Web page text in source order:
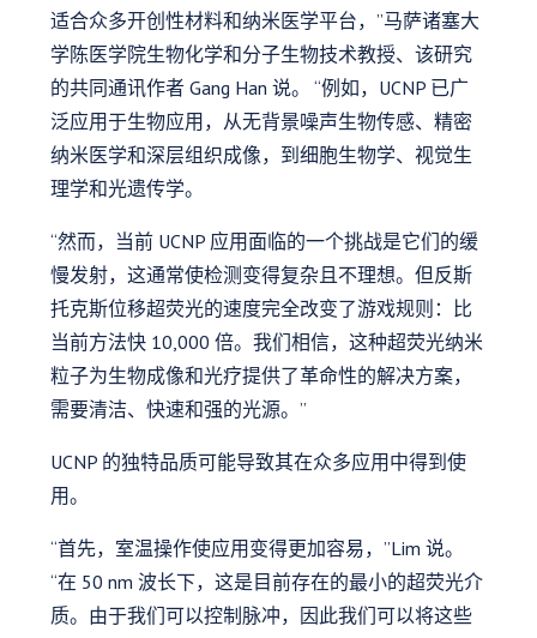
适合众多开创性材料和纳米医学平台，”马萨诸塞大
学陈医学院生物化学和分子生物技术教授、该研究
的共同通讯作者 Gang Han 说。 “例如，UCNP 已广
泛应用于生物应用，从无背景噪声生物传感、精密
纳米医学和深层组织成像，到细胞生物学、视觉生
理学和光遗传学。
“然而，当前 UCNP 应用面临的一个挑战是它们的缓
慢发射，这通常使检测变得复杂且不理想。但反斯
托克斯位移超荧光的速度完全改变了游戏规则：比
当前方法快 10,000 倍。我们相信，这种超荧光纳米
粒子为生物成像和光疗提供了革命性的解决方案，
需要清洁、快速和强的光源。”
UCNP 的独特品质可能导致其在众多应用中得到使
用。
“首先，室温操作使应用变得更加容易，”Lim 说。
“在 50 nm 波长下，这是目前存在的最小的超荧光介
质。由于我们可以控制脉冲，因此我们可以将这些